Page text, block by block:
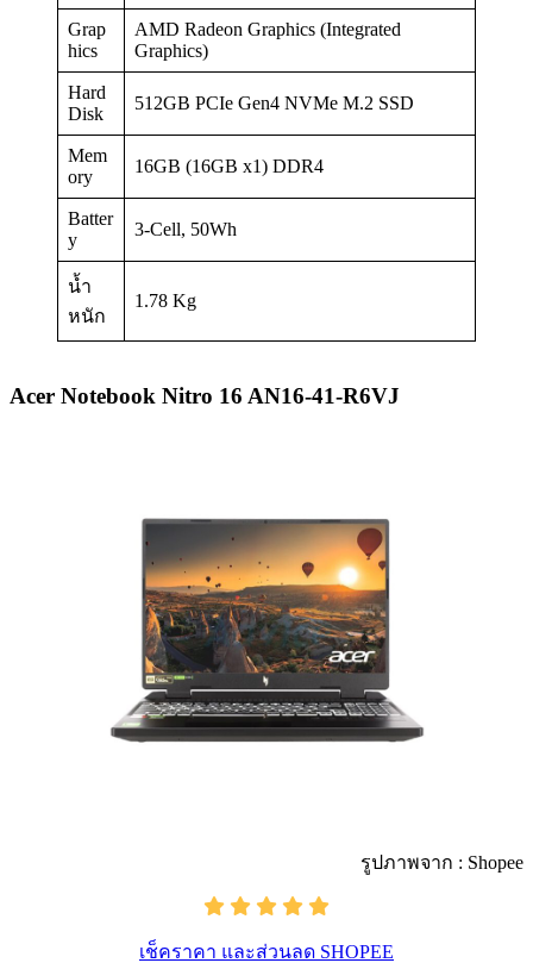
Grap
hics
AMD Radeon Graphics (Integrated
Graphics)
Hard
Disk
512GB PCIe Gen4 NVMe M.2 SSD
Mem
ory
16GB (16GB x1) DDR4
Batter
y
3-Cell, 50Wh
น้ำ
หนัก
1.78 Kg
Acer Notebook Nitro 16 AN16-41-R6VJ
รูปภาพจาก : Shopee
เช็คราคา และส่วนลด SHOPEE